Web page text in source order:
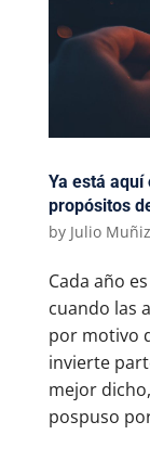
Ya está
propósitos
by Julio Muñiz
Cada año
cuando las
por motivo
invierte
mejor
pospuso